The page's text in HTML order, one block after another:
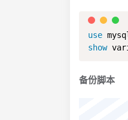
use
show
备份脚本